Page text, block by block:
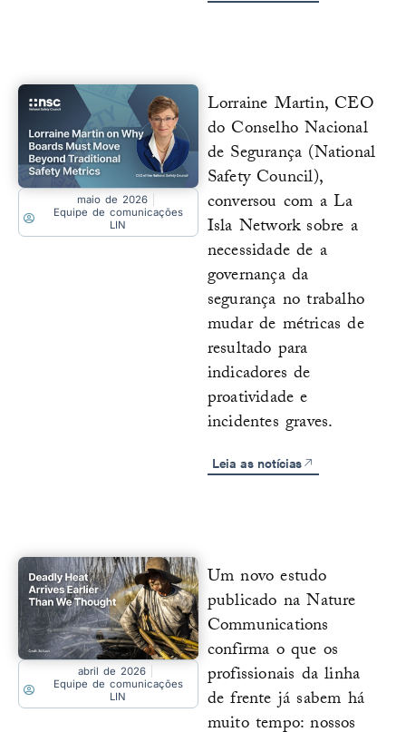
maio de 2026
Equipe de comunicações
LIN
Lorraine Martin, CEO
do Conselho Nacional
de Segurança (National
Safety Council),
conversou com a La
Isla Network sobre a
necessidade de a
governança da
segurança no trabalho
mudar de métricas de
resultado para
indicadores de
proatividade e
incidentes graves.
Leia as notícias
abril de 2026
Equipe de comunicações
LIN
Um novo estudo
publicado na Nature
Communications
confirma o que os
profissionais da linha
de frente já sabem há
muito tempo: nossos